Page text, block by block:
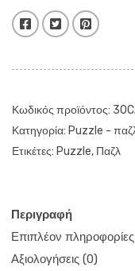
1500
κομμάτια
ποσότητα
Facebook Twitter Pinterest
Κωδικός προϊόντος:
Κατηγορία: Puzzle -
Ετικέτες: Puzzle, Παζλ
Περιγραφή
Επιπλέον πληροφορίες
Αξιολογήσεις (0)